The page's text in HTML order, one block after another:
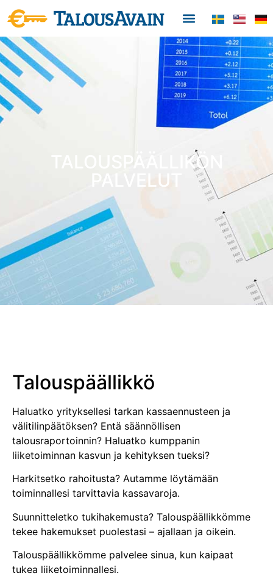
TALOUSPÄÄLLIKÖN
PALVELUT
Talouspäällikkö
Haluatko yrityksellesi tarkan kassaennusteen ja
välitilinpäätöksen? Entä säännöllisen
talousraportoinnin? Haluatko kumppanin
liiketoiminnan kasvun ja kehityksen tueksi?
Harkitsetko rahoitusta? Autamme löytämään
toiminnallesi tarvittavia kassavaroja.
Suunnitteletko tukihakemusta? Talouspäällikkömme
tekee hakemukset puolestasi – ajallaan ja oikein.
Talouspäällikkömme palvelee sinua, kun kaipaat
tukea liiketoiminnallesi.